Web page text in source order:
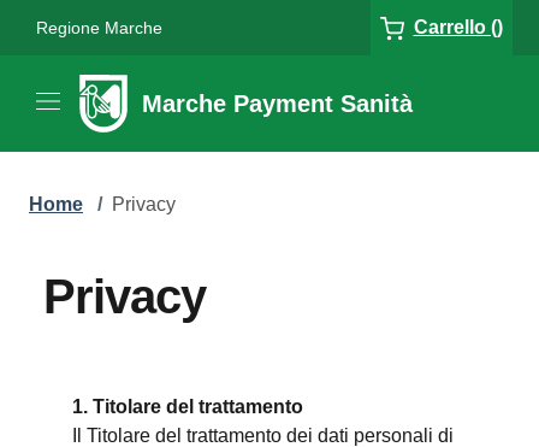
Regione Marche Carrello ()
Marche Payment Sanità
Home / Privacy
Privacy
1. Titolare del trattamento
Il Titolare del trattamento dei dati personali di